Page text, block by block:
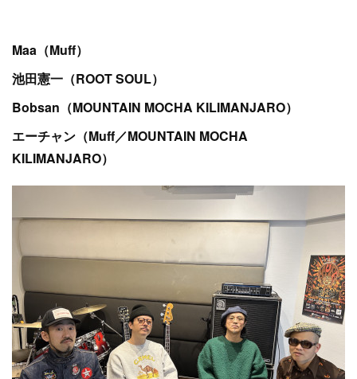
Maa（Muff）
池田憲一（ROOT SOUL）
Bobsan（MOUNTAIN MOCHA KILIMANJARO）
エーチャン（Muff／MOUNTAIN MOCHA
KILIMANJARO）